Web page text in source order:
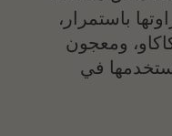
باستمرار،
ومعجون
في